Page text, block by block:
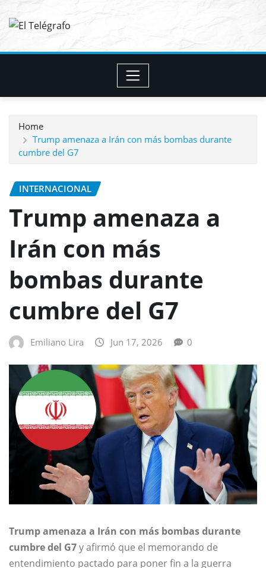
Home
Trump amenaza a Irán con más bombas durante
cumbre del G7
INTERNACIONAL
Trump amenaza a
Irán con más
bombas durante
cumbre del G7
Emiliano Lira Jun 17, 2026 0
Trump amenaza a Irán con más bombas durante
cumbre del G7y afirmó que el memorando de
entendimiento pactado para poner fin a la guerra